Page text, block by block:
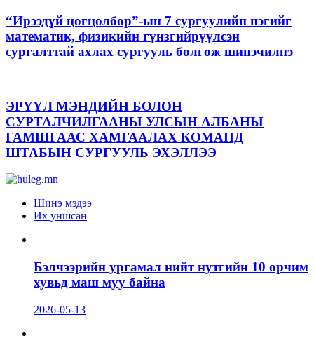
“Ирээдүй цогцолбор”-ын 7 сургуулийн нэгийг
математик, физикийн гүнзгийрүүлсэн
сургалттай ахлах сургууль болгож шинэчилнэ
ЭРҮҮЛ МЭНДИЙН БОЛОН
СУРТАЛЧИЛГААНЫ УЛСЫН АЛБАНЫ
ГАМШГААС ХАМГААЛАХ КОМАНД
ШТАБЫН СУРГУУЛЬ ЭХЭЛЛЭЭ
Шинэ мэдээ
Их уншсан
Бэлчээрийн ургамал нийт нутгийн 10 орчим
хувьд маш муу байна
2026-05-13